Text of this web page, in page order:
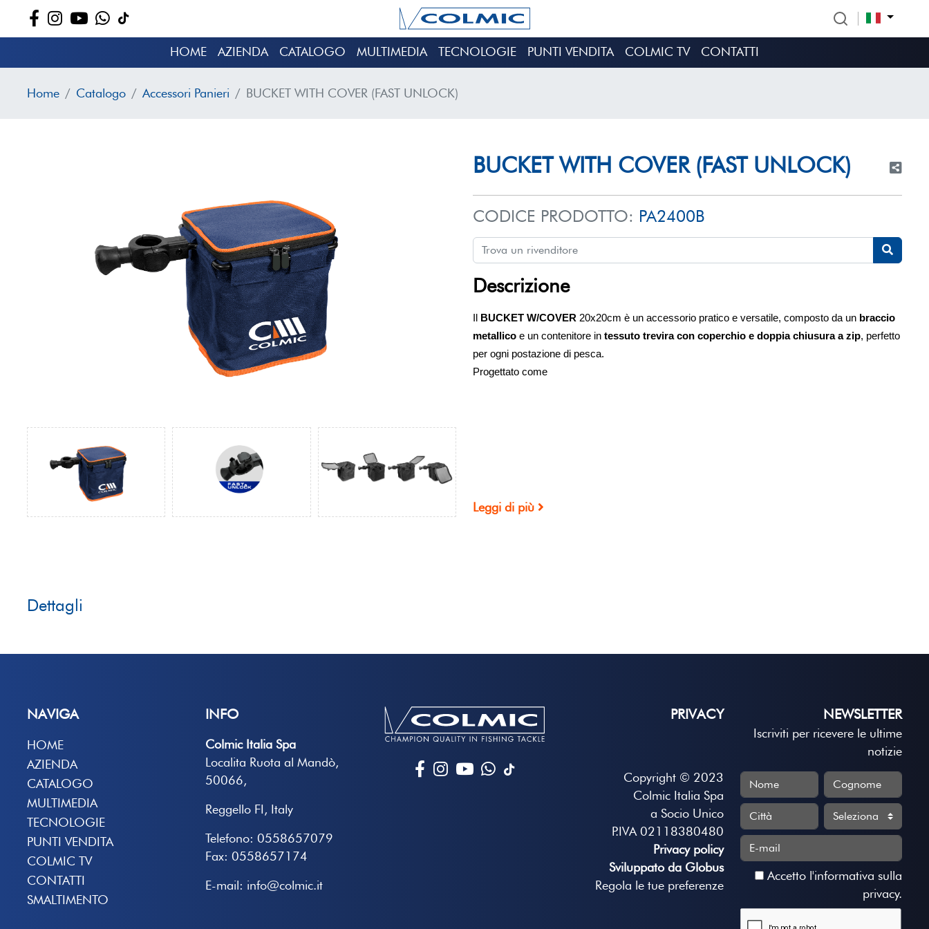
HOME AZIENDA CATALOGO MULTIMEDIA TECNOLOGIE PUNTI VENDITA COLMIC TV CONTATTI
Home Catalogo Accessori Panieri BUCKET WITH COVER (FAST UNLOCK)
BUCKET WITH COVER (FAST UNLOCK)
CODICE PRODOTTO: PA2400B
Descrizione
BUCKET W/COVER 20x20cm è un accessorio pratico e versatile, composto da un braccio
metallico e un contenitore in tessuto trevira con coperchio e doppia chiusura a zip, perfetto
per ogni postazione di pesca.
Progettato come
Leggi di più
Dettagli
NAVIGA
HOME
AZIENDA
CATALOGO
MULTIMEDIA
TECNOLOGIE
PUNTI VENDITA
COLMIC TV
CONTATTI
SMALTIMENTO
INFO
Colmic Italia Spa
Localita Ruota al Mandò,
50066,
Reggello FI, Italy
Telefono: 0558657079
Fax: 0558657174
E-mail: info@colmic.it
PRIVACY
Copyright © 2023
Colmic Italia Spa
a Socio Unico
P.IVA 02118380480
Privacy policy
Sviluppato da Globus
Regola le tue preferenze
NEWSLETTER
Iscriviti per ricevere le ultime
notizie
Accetto l'informativa sulla
privacy.